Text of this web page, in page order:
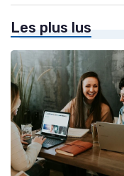
Les plus lus